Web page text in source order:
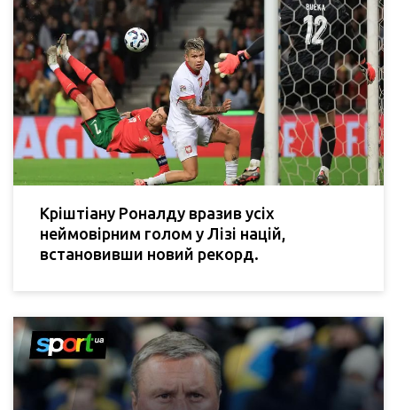
Кріштіану Роналду вразив усіх
неймовірним голом у Лізі націй,
встановивши новий рекорд.